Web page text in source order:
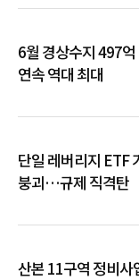
6월 경상수지 497
연속 역대 최대
단일 레버리지 ETF
붕괴…규제 직격탄
산본 11구역 정비